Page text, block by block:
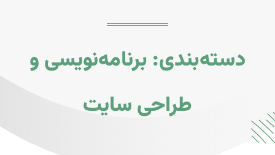
دسته‌بندی: برنامه‌نویسی و
طراحی سایت